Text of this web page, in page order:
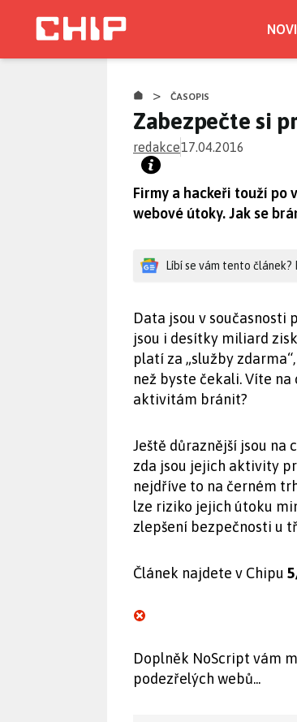
> ČASOPIS
Zabezpečte si
redakce17.04.2016
Firmy a hackeři touží po
webové útoky. Jak se
Líbí se vám tento článek?
Data jsou v současnosti
jsou i desítky miliard
platí za „služby
než byste čekali. Víte
aktivitám bránit?
Ještě důraznější jsou na
zda jsou jejich aktivity
nejdříve to na černém
lze riziko jejich útoku
zlepšení bezpečnosti u
Článek najdete v Chipu
Doplněk NoScript vám
podezřelých webů...